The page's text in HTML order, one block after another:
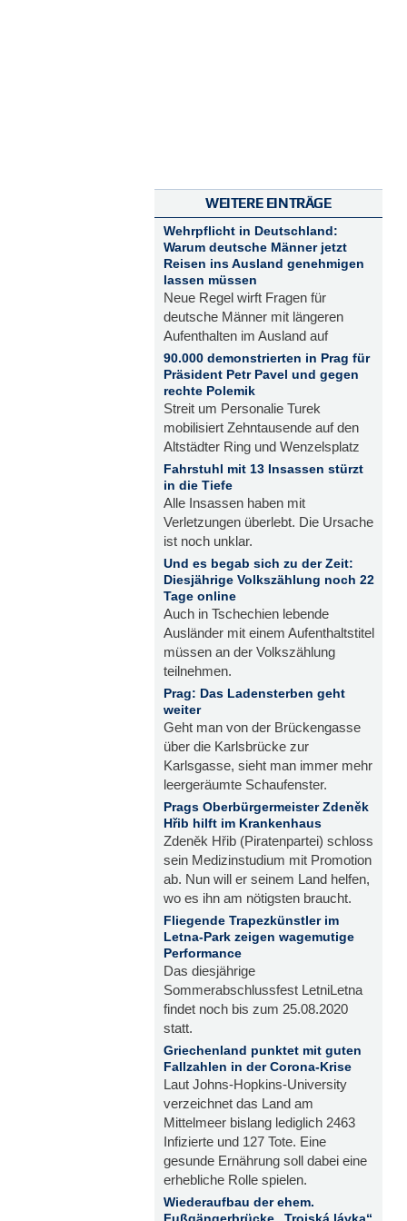
WEITERE EINTRÄGE
Wehrpflicht in Deutschland:
Warum deutsche Männer jetzt
Reisen ins Ausland genehmigen
lassen müssen
Neue Regel wirft Fragen für
deutsche Männer mit längeren
Aufenthalten im Ausland auf
90.000 demonstrierten in Prag für
Präsident Petr Pavel und gegen
rechte Polemik
Streit um Personalie Turek
mobilisiert Zehntausende auf den
Altstädter Ring und Wenzelsplatz
Fahrstuhl mit 13 Insassen stürzt
in die Tiefe
Alle Insassen haben mit
Verletzungen überlebt. Die Ursache
ist noch unklar.
Und es begab sich zu der Zeit:
Diesjährige Volkszählung noch 22
Tage online
Auch in Tschechien lebende
Ausländer mit einem Aufenthaltstitel
müssen an der Volkszählung
teilnehmen.
Prag: Das Ladensterben geht
weiter
Geht man von der Brückengasse
über die Karlsbrücke zur
Karlsgasse, sieht man immer mehr
leergeräumte Schaufenster.
Prags Oberbürgermeister Zdeněk
Hřib hilft im Krankenhaus
Zdeněk Hřib (Piratenpartei) schloss
sein Medizinstudium mit Promotion
ab. Nun will er seinem Land helfen,
wo es ihn am nötigsten braucht.
Fliegende Trapezkünstler im
Letna-Park zeigen wagemutige
Performance
Das diesjährige
Sommerabschlussfest LetniLetna
findet noch bis zum 25.08.2020
statt.
Griechenland punktet mit guten
Fallzahlen in der Corona-Krise
Laut Johns-Hopkins-University
verzeichnet das Land am
Mittelmeer bislang lediglich 2463
Infizierte und 127 Tote. Eine
gesunde Ernährung soll dabei eine
erhebliche Rolle spielen.
Wiederaufbau der ehem.